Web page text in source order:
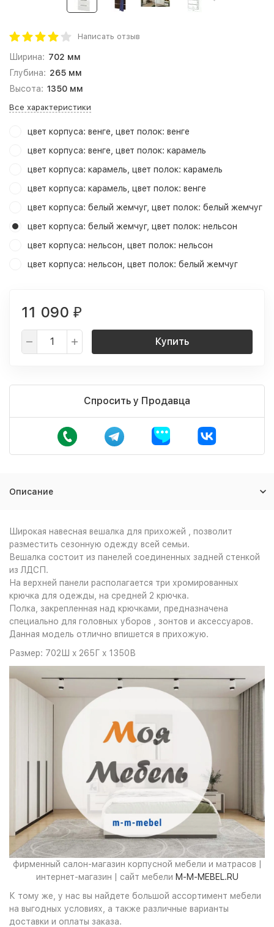
Написать отзыв
Ширина: 702 мм
Глубина: 265 мм
Высота: 1350 мм
Все характеристики
цвет корпуса: венге, цвет полок: венге
цвет корпуса: венге, цвет полок: карамель
цвет корпуса: карамель, цвет полок: карамель
цвет корпуса: карамель, цвет полок: венге
цвет корпуса: белый жемчуг, цвет полок: белый жемчуг
цвет корпуса: белый жемчуг, цвет полок: нельсон
цвет корпуса: нельсон, цвет полок: нельсон
цвет корпуса: нельсон, цвет полок: белый жемчуг
11 090 ₽
Купить
Спросить у Продавца
Описание
Широкая навесная вешалка для прихожей , позволит
разместить сезонную одежду всей семьи.
Вешалка состоит из панелей соединенных задней стенкой
из ЛДСП.
На верхней панели располагается три хромированных
крючка для одежды, на средней 2 крючка.
Полка, закрепленная над крючками, предназначена
специально для головных уборов , зонтов и аксессуаров.
Данная модель отлично впишется в прихожую.
Размер: 702Ш x 265Г x 1350В
фирменный салон-магазин корпусной мебели и матрасов |
интернет-магазин | сайт мебели M-M-MEBEL.RU
К тому же, у нас вы найдете большой ассортимент мебели
на выгодных условиях, а также различные варианты
доставки и оплаты заказа.